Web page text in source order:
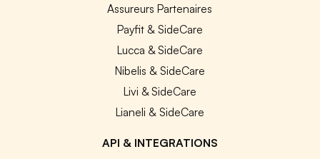
Assureurs Partenaires
Payfit & SideCare
Lucca & SideCare
Nibelis & SideCare
Livi & SideCare
Lianeli & SideCare
API & INTEGRATIONS